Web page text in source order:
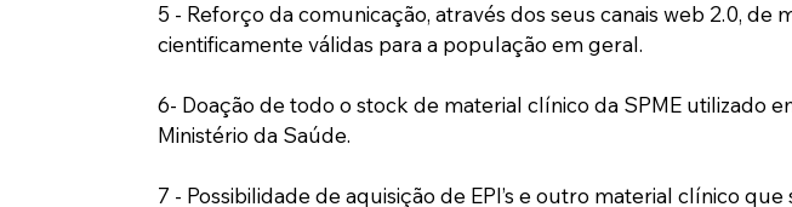
5 - Reforço da comunicação, através dos seus canais web 2.0, de
cientificamente válidas para a população em geral.
6- Doação de todo o stock de material clínico da SPME utilizado
Ministério da Saúde.
7 - Possibilidade de aquisição de EPI’s e outro material clínico